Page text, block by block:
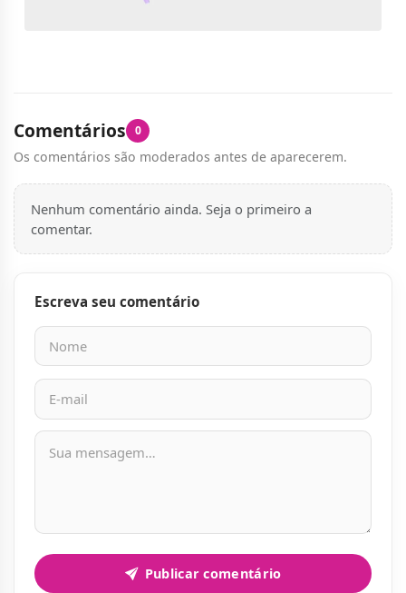
Comentários 0
Os comentários são moderados antes de aparecerem.
Nenhum comentário ainda. Seja o primeiro a
comentar.
Escreva seu comentário
Nome
E-mail
Mensagem
Publicar comentário